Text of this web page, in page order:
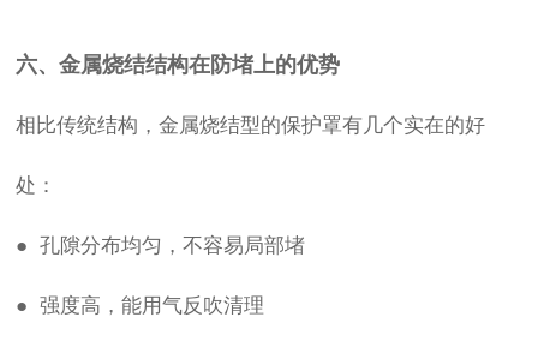
六、金属烧结结构在防堵上的优势
相比传统结构，金属烧结型的保护罩有几个实在的好
处：
● 孔隙分布均匀，不容易局部堵
● 强度高，能用气反吹清理